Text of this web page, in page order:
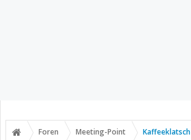
Foren Meeting-Point Kaffeeklatsch